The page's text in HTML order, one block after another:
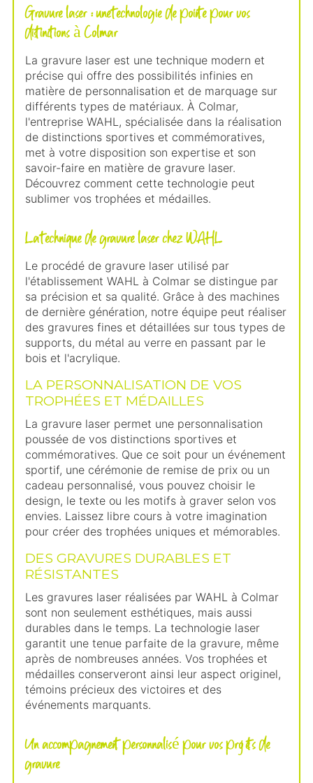
Gravure laser : une technologie de pointe pour vos
distinctions à Colmar
La gravure laser est une technique modern et
précise qui offre des possibilités infinies en
matière de personnalisation et de marquage sur
différents types de matériaux. À Colmar,
l'entreprise WAHL, spécialisée dans la réalisation
de distinctions sportives et commémoratives,
met à votre disposition son expertise et son
savoir-faire en matière de gravure laser.
Découvrez comment cette technologie peut
sublimer vos trophées et médailles.
La technique de gravure laser chez WAHL
Le procédé de gravure laser utilisé par
l'établissement WAHL à Colmar se distingue par
sa précision et sa qualité. Grâce à des machines
de dernière génération, notre équipe peut réaliser
des gravures fines et détaillées sur tous types de
supports, du métal au verre en passant par le
bois et l'acrylique.
LA PERSONNALISATION DE VOS
TROPHÉES ET MÉDAILLES
La gravure laser permet une personnalisation
poussée de vos distinctions sportives et
commémoratives. Que ce soit pour un événement
sportif, une cérémonie de remise de prix ou un
cadeau personnalisé, vous pouvez choisir le
design, le texte ou les motifs à graver selon vos
envies. Laissez libre cours à votre imagination
pour créer des trophées uniques et mémorables.
DES GRAVURES DURABLES ET
RÉSISTANTES
Les gravures laser réalisées par WAHL à Colmar
sont non seulement esthétiques, mais aussi
durables dans le temps. La technologie laser
garantit une tenue parfaite de la gravure, même
après de nombreuses années. Vos trophées et
médailles conserveront ainsi leur aspect originel,
témoins précieux des victoires et des
événements marquants.
Un accompagnement personnalisé pour vos projets de
gravure